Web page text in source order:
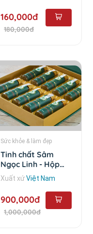
160,000đ
180,000đ
Sức khỏe & làm đẹp
Tinh chất Sâm
Ngọc Linh - Hộp
Combo 10 chai
Xuất xứViệt Nam
900,000đ
1,000,000đ